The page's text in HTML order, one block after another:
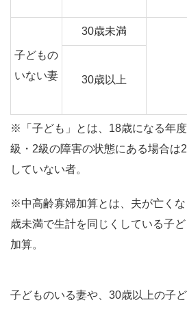
子どもの
いない妻
30歳未満
30歳以上
※「子ども」とは、18歳になる年
級・2級の障害の状態にある場合は
していない者。
※中高齢寡婦加算とは、夫が亡く
歳未満で生計を同じくしている子
加算。
子どものいる妻や、30歳以上の子